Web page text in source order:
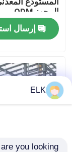
اتصل بنا
القضايا
مستودع
المجهز ODM
إرسال
ELK
you looking